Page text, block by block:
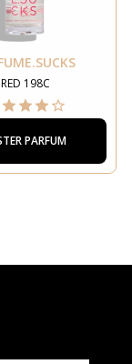
RED 198C
PARFUM